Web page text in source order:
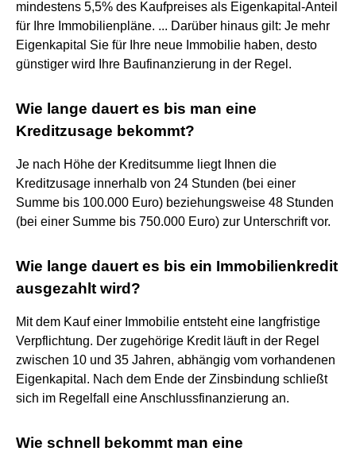
mindestens 5,5% des Kaufpreises als Eigenkapital-Anteil
für Ihre Immobilienpläne. ... Darüber hinaus gilt: Je mehr
Eigenkapital Sie für Ihre neue Immobilie haben, desto
günstiger wird Ihre Baufinanzierung in der Regel.
Wie lange dauert es bis man eine
Kreditzusage bekommt?
Je nach Höhe der Kreditsumme liegt Ihnen die
Kreditzusage innerhalb von 24 Stunden (bei einer
Summe bis 100.000 Euro) beziehungsweise 48 Stunden
(bei einer Summe bis 750.000 Euro) zur Unterschrift vor.
Wie lange dauert es bis ein Immobilienkredit
ausgezahlt wird?
Mit dem Kauf einer Immobilie entsteht eine langfristige
Verpflichtung. Der zugehörige Kredit läuft in der Regel
zwischen 10 und 35 Jahren, abhängig vom vorhandenen
Eigenkapital. Nach dem Ende der Zinsbindung schließt
sich im Regelfall eine Anschlussfinanzierung an.
Wie schnell bekommt man eine